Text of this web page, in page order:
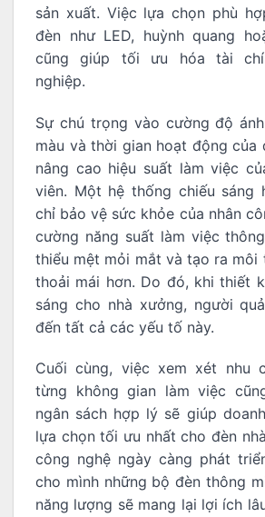
sản xuất. Việc lựa chọn phù
đèn như LED, huỳnh quang
cũng giúp tối ưu hóa tài
nghiệp.
Sự chú trọng vào cường độ
màu và thời gian hoạt động của
nâng cao hiệu suất làm việc
viên. Một hệ thống chiếu sáng
chỉ bảo vệ sức khỏe của nhân
cường năng suất làm việc
thiểu mệt mỏi mắt và tạo ra môi
thoải mái hơn. Do đó, khi thiết
sáng cho nhà xưởng, người
đến tất cả các yếu tố này.
Cuối cùng, việc xem xét nhu
từng không gian làm việc
ngân sách hợp lý sẽ giúp
lựa chọn tối ưu nhất cho đèn
công nghệ ngày càng phát
cho mình những bộ đèn thông
năng lượng sẽ mang lại lợi ích